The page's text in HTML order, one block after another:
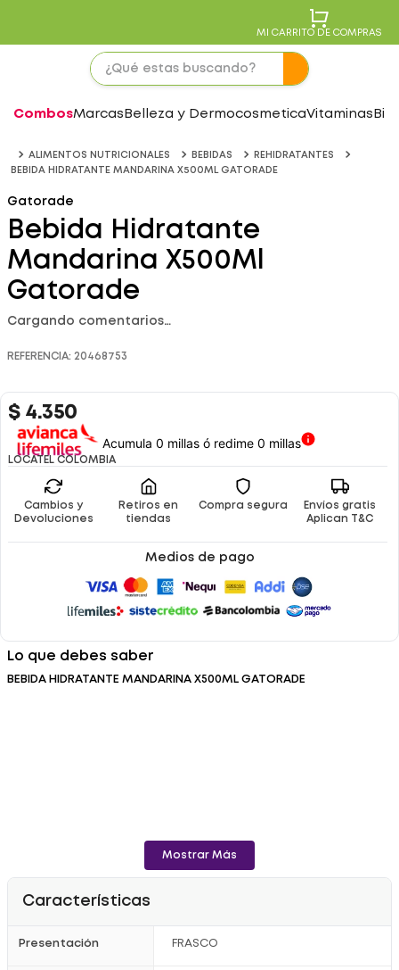
MI CARRITO DE COMPRAS
CombosMarcas Belleza y DermocosmeticaVitaminas
ALIMENTOS NUTRICIONALES BEBIDAS
REHIDRATANTES
BEBIDA HIDRATANTE MANDARINA X500ML GATORADE
Gatorade
Bebida Hidratante
Mandarina X500Ml
Gatorade
Cargando comentarios…
REFERENCIA: 20468753
$ 4.350
Acumula 0 millas ó redime 0 millas
LOCATEL COLOMBIA
Cambios y
Devoluciones
Retiros en
tiendas
Compra segura
Envíos gratis
Aplican T&C
Medios de pago
Lo que debes saber
BEBIDA HIDRATANTE MANDARINA X500ML GATORADE
Mostrar Más
Características
Presentación FRASCO